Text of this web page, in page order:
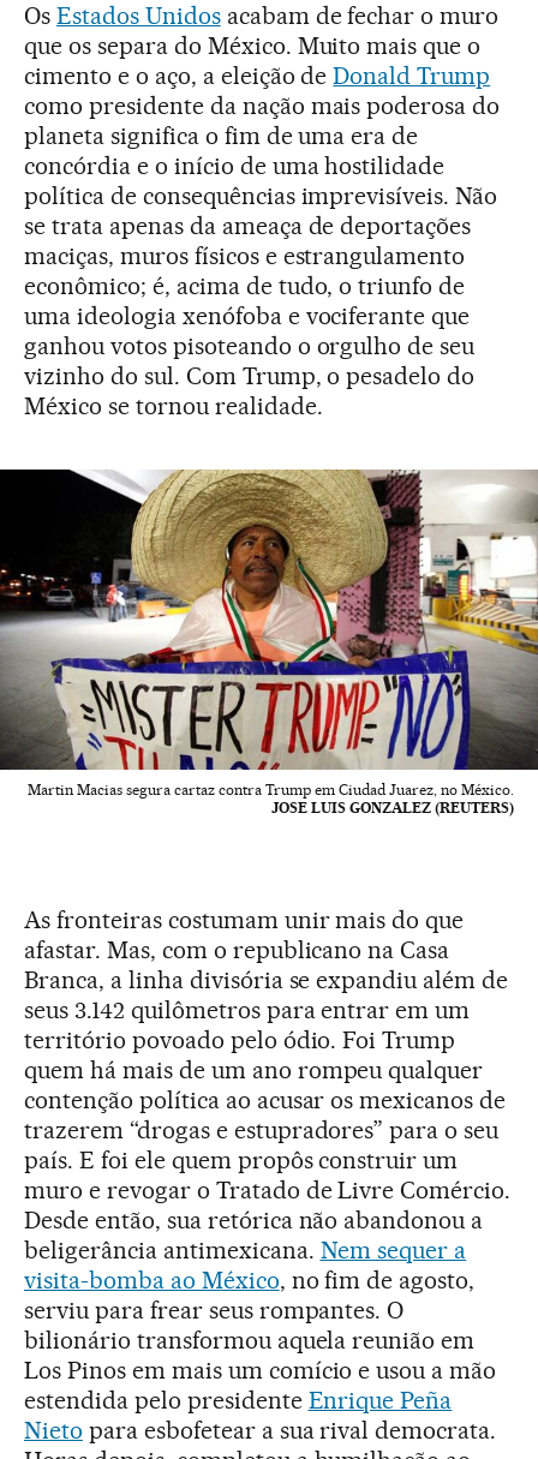
Os Estados Unidosacabam de fechar o muro
que os separa do México. Muito mais que o
cimento e o aço, a eleição deDonald Trump
como presidente da nação mais poderosa do
planeta significa o fim de uma era de
concórdia e o início de uma hostilidade
política de consequências imprevisíveis. Não
se trata apenas da ameaça de deportações
maciças, muros físicos e estrangulamento
econômico; é, acima de tudo, o triunfo de
uma ideologia xenófoba e vociferante que
ganhou votos pisoteando o orgulho de seu
vizinho do sul. Com Trump, o pesadelo do
México se tornou realidade.
Martin Macias segura cartaz contra Trump em Ciudad Juarez, no México.
JOSE LUIS GONZALEZ (REUTERS)
As fronteiras costumam unir mais do que
afastar. Mas, com o republicano na Casa
Branca, a linha divisória se expandiu além de
seus 3.142 quilômetros para entrar em um
território povoado pelo ódio. Foi Trump
quem há mais de um ano rompeu qualquer
contenção política ao acusar os mexicanos de
trazerem “drogas e estupradores” para o seu
país. E foi ele quem propôs construir um
muro e revogar o Tratado de Livre Comércio.
Desde então, sua retórica não abandonou a
beligerância antimexicana. Nem sequer a
visita-bomba ao México, no fim de agosto,
serviu para frear seus rompantes. O
bilionário transformou aquela reunião em
Los Pinos em mais um comício e usou a mão
estendida pelo presidente Enrique Peña
Nieto para esbofetear a sua rival democrata.